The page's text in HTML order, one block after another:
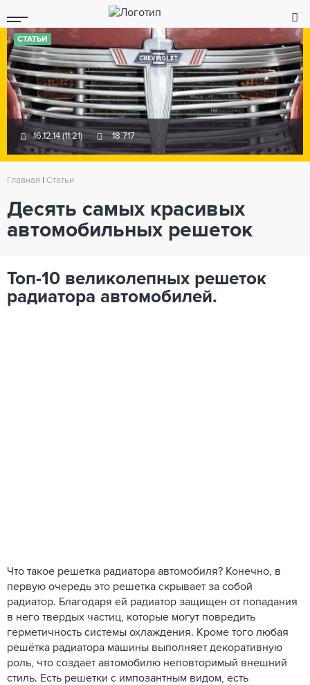
СТАТЬИ
16.12.14 (11:21) 18 717
Главная Статьи
Десять самых красивых
автомобильных решеток
Топ-10 великолепных решеток
радиатора автомобилей.
Что такое решетка радиатора автомобиля? Конечно, в
первую очередь это решетка скрывает за собой
радиатор. Благодаря ей радиатор защищен от попадания
в него твердых частиц, которые могут повредить
герметичность системы охлаждения. Кроме того любая
решётка радиатора машины выполняет декоративную
роль, что создаёт автомобилю неповторимый внешний
стиль. Есть решетки с импозантным видом, есть